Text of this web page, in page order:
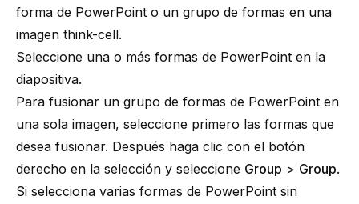
forma de PowerPoint o un grupo de formas en una
imagen think-cell.
Seleccione una o más formas de PowerPoint en la
diapositiva.
Para fusionar un grupo de formas de PowerPoint en
una sola imagen, seleccione primero las formas que
desea fusionar. Después haga clic con el botón
derecho en la selección y seleccione Group > Group.
Si selecciona varias formas de PowerPoint sin